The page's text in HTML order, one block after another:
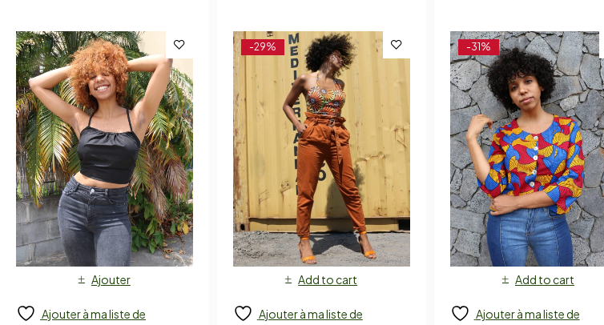
Ajouter
Ajouter à ma liste de
-29%
Add to cart
Ajouter à ma liste de
-31%
Add to cart
Ajouter à ma liste de